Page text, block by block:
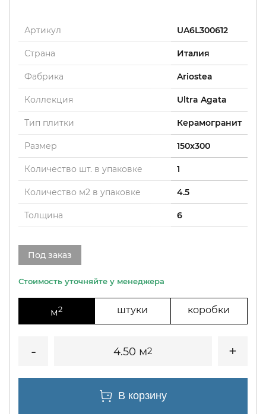
Артикул UA6L300612
Страна Италия
Фабрика Ariostea
Коллекция Ultra Agata
Тип плитки Керамогранит
Размер 150x300
Количество шт. в упаковке 1
Количество м2 в упаковке 4.5
Толщина 6
Под заказ
м2 штуки коробки
4.50 м2